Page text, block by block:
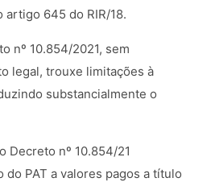
artigo 645 do RIR/18.
nº 10.854/2021, sem
legal, trouxe limitações à
substancialmente o
Decreto nº 10.854/21
do PAT a valores pagos a título